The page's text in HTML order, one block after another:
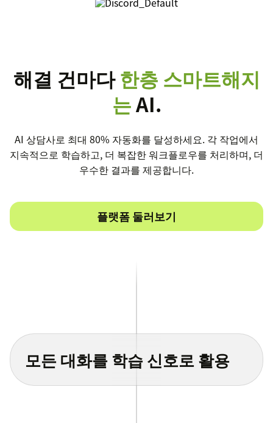
해결 건마다한층 스마트해지
는AI.
AI 상담사로 최대 80% 자동화를 달성하세요. 각 작업에서
지속적으로 학습하고, 더 복잡한 워크플로우를 처리하며, 더
우수한 결과를 제공합니다.
플랫폼 둘러보기
모든 대화를 학습 신호로 활용